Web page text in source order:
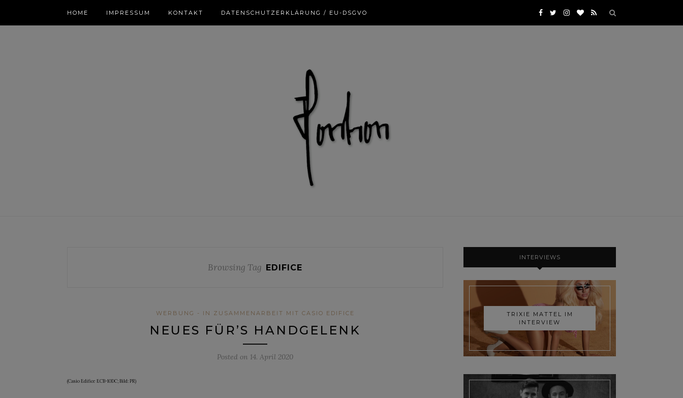
HOME IMPRESSUM KONTAKT DATENSCHUTZERKLÄRUNG / EU-DSGVO
Browsing Tag EDIFICE
WERBUNG - IN ZUSAMMENARBEIT MIT CASIO EDIFICE
NEUES FÜR’S HANDGELENK
Posted on 14. April 2020
(Casio Edifice ECB-10DC; Bild: PR)
INTERVIEWS
TRIXIE MATTEL IM
INTERVIEW